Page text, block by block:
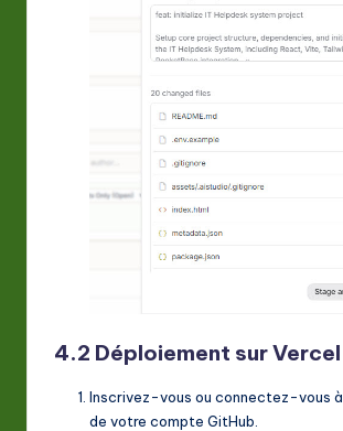
4.2 Déploiement sur Vercel
Inscrivez-vous ou connectez-vous à
de votre compte GitHub.